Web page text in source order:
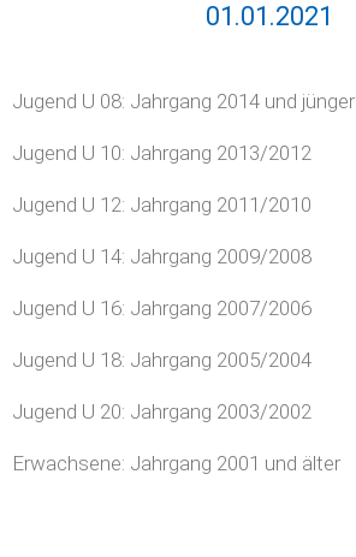
01.01.2021
Jugend U 08: Jahrgang 2014 und jünger
Jugend U 10: Jahrgang 2013/2012
Jugend U 12: Jahrgang 2011/2010
Jugend U 14: Jahrgang 2009/2008
Jugend U 16: Jahrgang 2007/2006
Jugend U 18: Jahrgang 2005/2004
Jugend U 20: Jahrgang 2003/2002
Erwachsene: Jahrgang 2001 und älter